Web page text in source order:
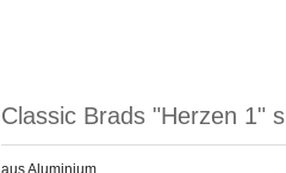
Classic Brads "Herzen 1"
aus Aluminium